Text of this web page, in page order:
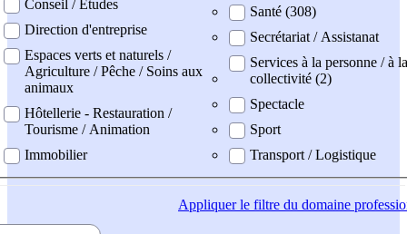
Conseil / Etudes
Direction d'entreprise
Espaces verts et naturels /
Agriculture / Pêche / Soins aux
animaux
Hôtellerie - Restauration /
Tourisme / Animation
Immobilier
Santé (308)
Secrétariat / Assistanat
Services à la personne / à la
collectivité (2)
Spectacle
Sport
Transport / Logistique
Appliquerle filtre du domaine